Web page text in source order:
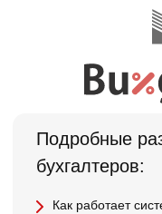
Подробные
бухгалтеров:
Как работает